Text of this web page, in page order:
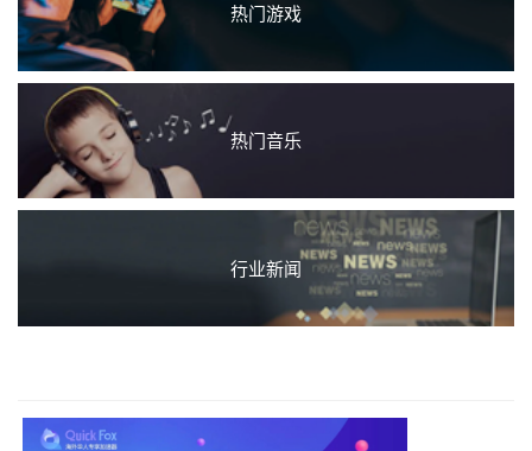
热门游戏
热门音乐
行业新闻